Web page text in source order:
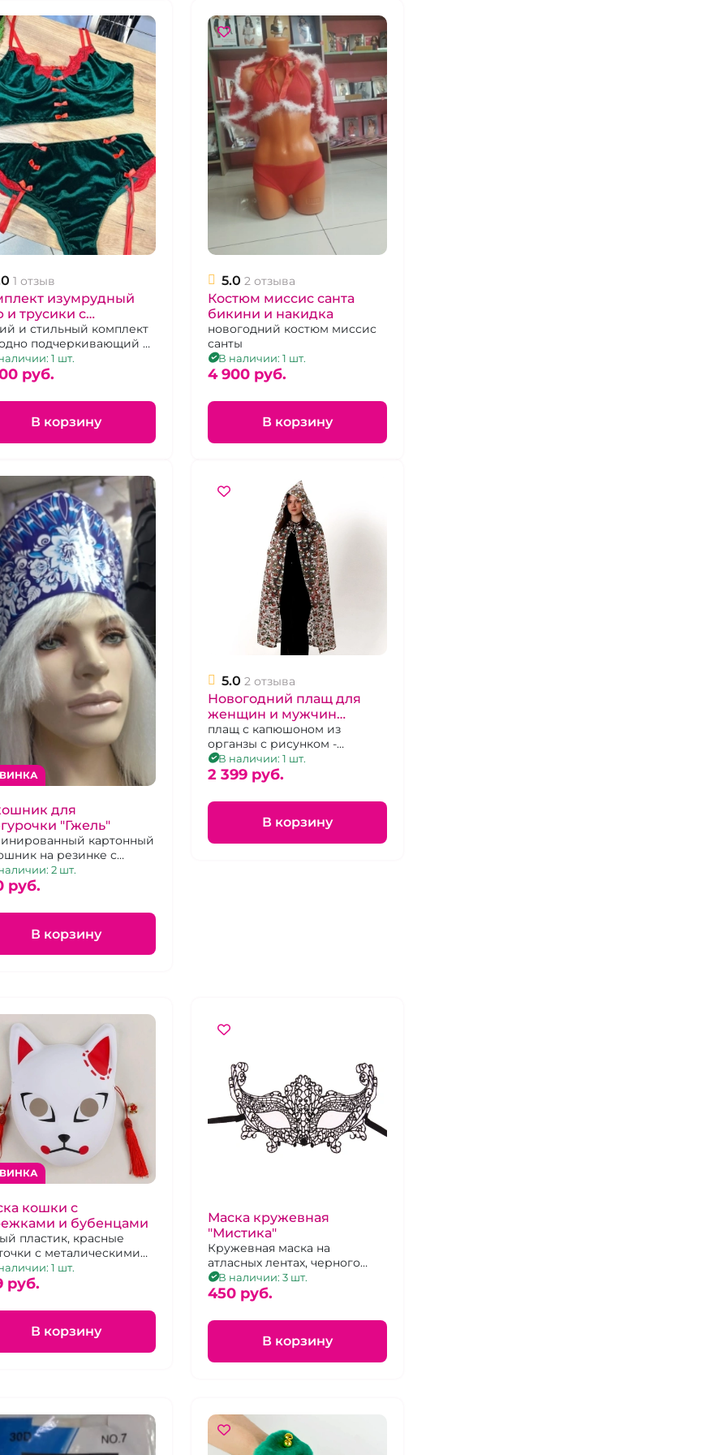
1 отзыв
изумрудный
и трусики с
бантиками и
и стильный комплект
подчеркивающий и
недостатки.
1 шт.
pуб.
В корзину
5.0 2 отзыва
Костюм миссис санта
бикини и накидка
новогодний костюм миссис
санты
В наличии: 1 шт.
4 900 pуб.
В корзину
для
"Гжель"
картонный
на резинке с
лентами
2 шт.
pуб.
В корзину
5.0 2 отзыва
Новогодний плащ для
женщин и мужчин
"Снеговик"
плащ с капюшоном из
органзы с рисунком -
снеговики
В наличии: 1 шт.
2 399 pуб.
В корзину
кошки с
и бубенцами
пластик, красные
с металическими
1 шт.
pуб.
В корзину
Маска кружевная
"Мистика"
Кружевная маска на
атласных лентах, черного
цвета
В наличии: 3 шт.
450 pуб.
В корзину